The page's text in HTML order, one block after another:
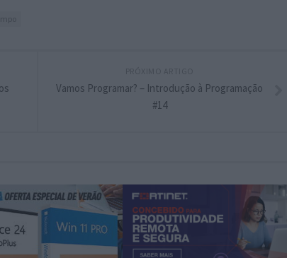
Vamos Programar? – Introdução à Programação
#14